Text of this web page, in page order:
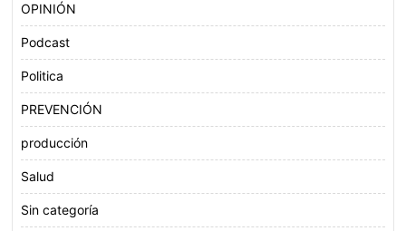
OPINIÓN
Podcast
Politica
PREVENCIÓN
producción
Salud
Sin categoría